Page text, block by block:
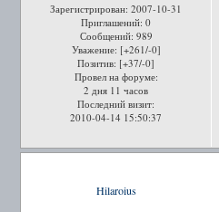
Зарегистрирован: 2007-10-31
Приглашений: 0
Сообщений: 989
Уважение: [+261/-0]
Позитив: [+37/-0]
Провел на форуме:
2 дня 11 часов
Последний визит:
2010-04-14 15:50:37
Hilaroius